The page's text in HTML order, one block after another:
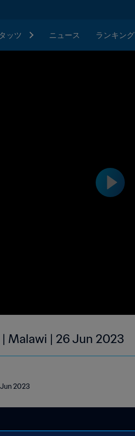
ッツ ニュース ランキング
Malawi | 26 Jun 2023
2023